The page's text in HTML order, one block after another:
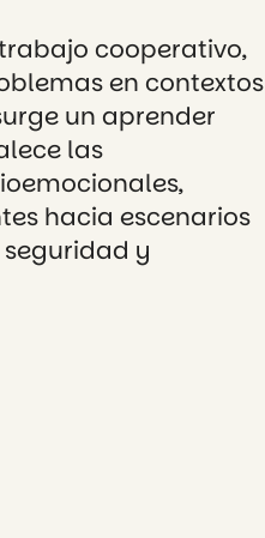
cooperativo,
en contextos
un aprender
las
hacia escenarios
y